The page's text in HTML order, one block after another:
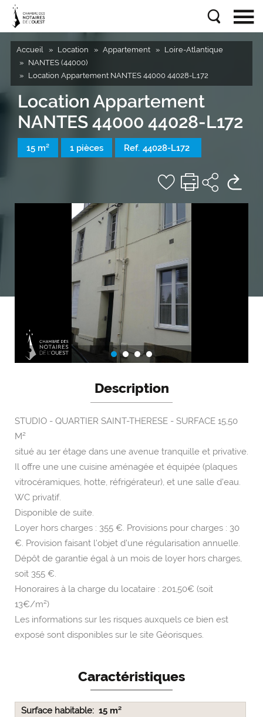
Accueil Location Appartement
Loire-Atlantique
NANTES (44000)
Location Appartement NANTES 44000 44028-L172
Location Appartement
NANTES 44000 44028-L172
15 m² 1 pièces Ref. 44028-L172
Description
STUDIO - QUARTIER SAINT-THERESE - SURFACE 15,50
M²
situé au 1er étage dans une avenue tranquille et privative.
Il offre une une cuisine aménagée et équipée (plaques
vitrocéramiques, hotte, réfrigérateur), et une salle d'eau.
WC privatif.
Disponible de suite.
Loyer hors charges : 355 €. Provisions pour charges : 30
€. Provision faisant l'objet d'une régularisation annuelle.
Dépôt de garantie égal à un mois de loyer hors charges,
soit 355 €.
Honoraires à la charge du locataire : 201,50€ (soit
13€/m²)
Les informations sur les risques auxquels ce bien est
exposé sont disponibles sur le site Géorisques.
Caractéristiques
Surface habitable
15 m²